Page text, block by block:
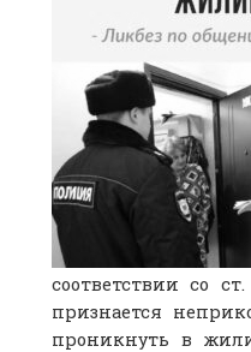
соответствии со
признается
проникнуть в